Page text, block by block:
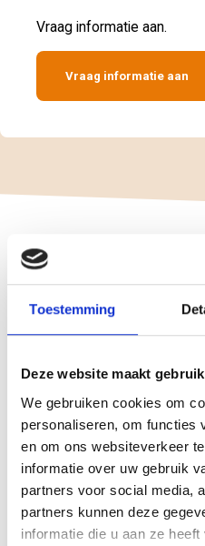
Toestemming
Deze website maakt
We gebruiken cookies om
personaliseren, om functies
en om ons websiteverkeer
informatie over uw gebruik
partners voor social media,
partners kunnen deze
informatie die u aan ze
Vraag informatie aan.
Vraag informatie aan
KOPOS
Met de KUZ-VOI kun je
stemmen is op de dikte van de
Geschikt voor de bevestiging
en voor buitenkranen.